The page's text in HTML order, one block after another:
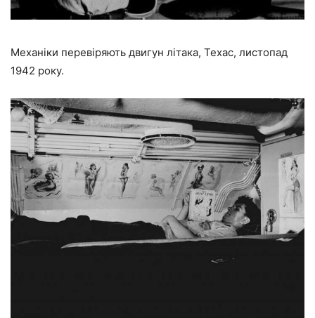
Механіки перевіряють двигун літака, Техас, листопад
1942 року.